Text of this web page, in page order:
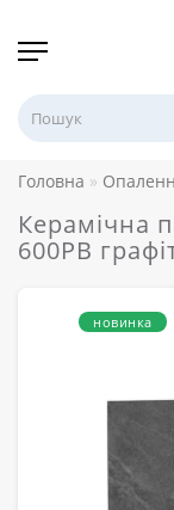
Головна
Керамічна
600PB
новинка